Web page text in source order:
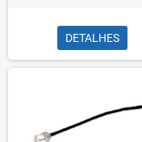
DETALHES